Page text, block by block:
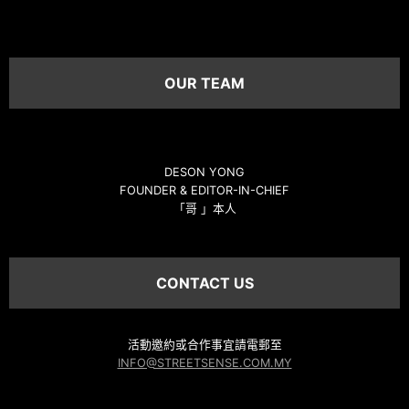
OUR TEAM
DESON YONG
FOUNDER & EDITOR-IN-CHIEF
「哥 」本人
CONTACT US
活動邀約或合作事宜請電郵至
INFO@STREETSENSE.COM.MY